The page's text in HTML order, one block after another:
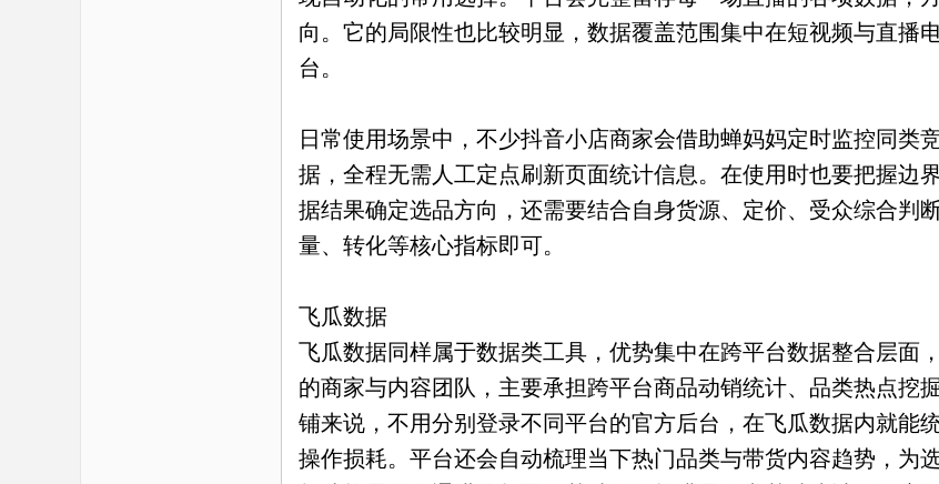
向。它的局限性也比较明显，数据覆盖范围集中在短视频与直播
台。
日常使用场景中，不少抖音小店商家会借助蝉妈妈定时监控同类
据，全程无需人工定点刷新页面统计信息。在使用时也要把握边
据结果确定选品方向，还需要结合自身货源、定价、受众综合判
量、转化等核心指标即可。
飞瓜数据
飞瓜数据同样属于数据类工具，优势集中在跨平台数据整合层面
的商家与内容团队，主要承担跨平台商品动销统计、品类热点挖
铺来说，不用分别登录不同平台的官方后台，在飞瓜数据内就能
操作损耗。平台还会自动梳理当下热门品类与带货内容趋势，为